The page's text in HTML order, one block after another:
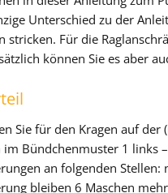
Unterschied zu der
stricken. Für die
können Sie es aber
Sie für den Kragen auf
im Bündchenmuster 1 links
an folgenden Stellen:
bleiben 6 Maschen